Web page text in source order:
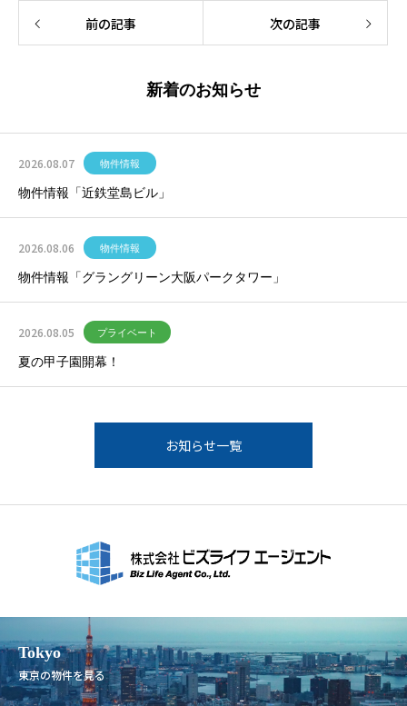
前の記事 次の記事
新着のお知らせ
2026.08.07 物件情報
物件情報「近鉄堂島ビル」
2026.08.06 物件情報
物件情報「グラングリーン大阪パークタワー」
2026.08.05 プライベート
夏の甲子園開幕！
お知らせ一覧
Tokyo
東京の物件を見る